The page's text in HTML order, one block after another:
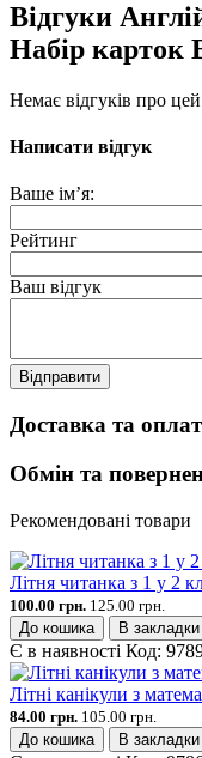
Відгуки
Набір карток
Немає відгуків про
Написати відгук
Ваше ім’я:
Рейтинг
Ваш відгук
Відправити
Доставка та
Обмін та
Рекомендовані товари
Літня читанка з 1 у 2
100.00 грн. 125.00 грн.
До кошика
В закладки
Є в наявності Код:
Літні канікули з
84.00 грн. 105.00 грн.
До кошика
В закладки